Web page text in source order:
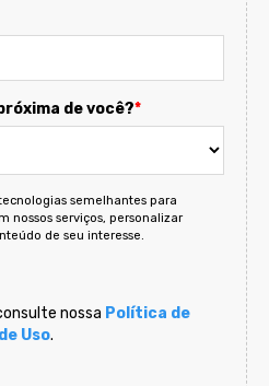
de você?*
semelhantes para
nossos serviços, personalizar
de seu interesse.
nossa Política de
Uso.